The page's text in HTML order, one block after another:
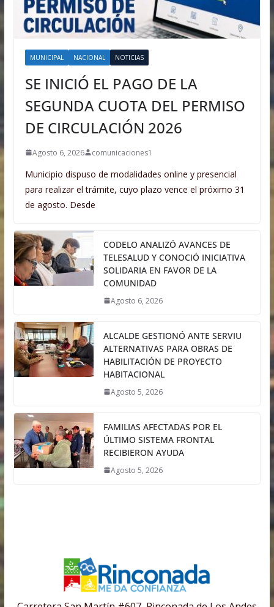
MUNICIPAL NACIONAL NOTICIAS
SE INICIÓ EL PAGO DE LA
SEGUNDA CUOTA DEL PERMISO
DE CIRCULACIÓN 2026
Agosto 6, 2026 comunicaciones1
Municipio dispuso de modalidades online y presencial
para realizar el trámite, cuyo plazo vence el próximo 31
de agosto. Desde
CODELO ANALIZÓ AVANCES DE
TELESALUD Y CONOCIÓ INICIATIVA
SOLIDARIA EN FAVOR DE LA
COMUNIDAD
Agosto 6, 2026
ALCALDE GESTIONÓ ANTE SERVIU
ALTERNATIVAS PARA OBRAS DE
HABILITACIÓN DE PROYECTO
HABITACIONAL
Agosto 5, 2026
FAMILIAS AFECTADAS POR EL
ÚLTIMO SISTEMA FRONTAL
RECIBIERON AYUDA
Agosto 5, 2026